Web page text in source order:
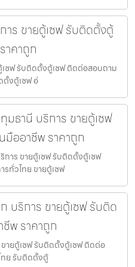
าร ขายตู้เซฟ รับติดตั้งตู้
าคาถูก
ซฟ รับติดตั้งตู้เซฟ ติดต่อสอบถาม
ตั้งตู้เซฟ อ่
มธานี บริการ ขายตู้เซฟ
ออาชีพ ราคาถูก
การ ขายตู้เซฟ รับติดตั้งตู้เซฟ
ทั่วไทย ขายตู้เซฟ
บริการ ขายตู้เซฟ รับติด
พ ราคาถูก
ายตู้เซฟ รับติดตั้งตู้เซฟ ติดต่อ
ทย รับติดตั้งตู้